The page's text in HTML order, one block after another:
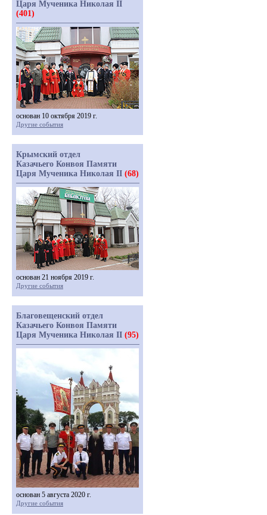
Царя Мученика Николая II
(401)
основан 10 октября 2019 г.
Другие события
Крымский отдел
Казачьего Конвоя Памяти
Царя Мученика Николая II (68)
основан 21 ноября 2019 г.
Другие события
Благовещенский отдел
Казачьего Конвоя Памяти
Царя Мученика Николая II (95)
основан 5 августа 2020 г.
Другие события